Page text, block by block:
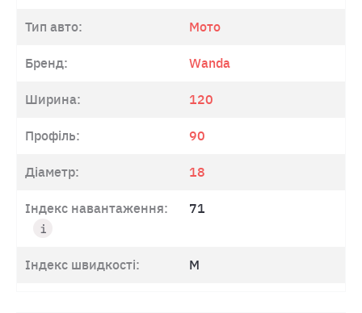
Тип авто: Мото
Бренд: Wanda
Ширина: 120
Профіль: 90
Діаметр: 18
Індекс навантаження: 71
Індекс швидкості: M